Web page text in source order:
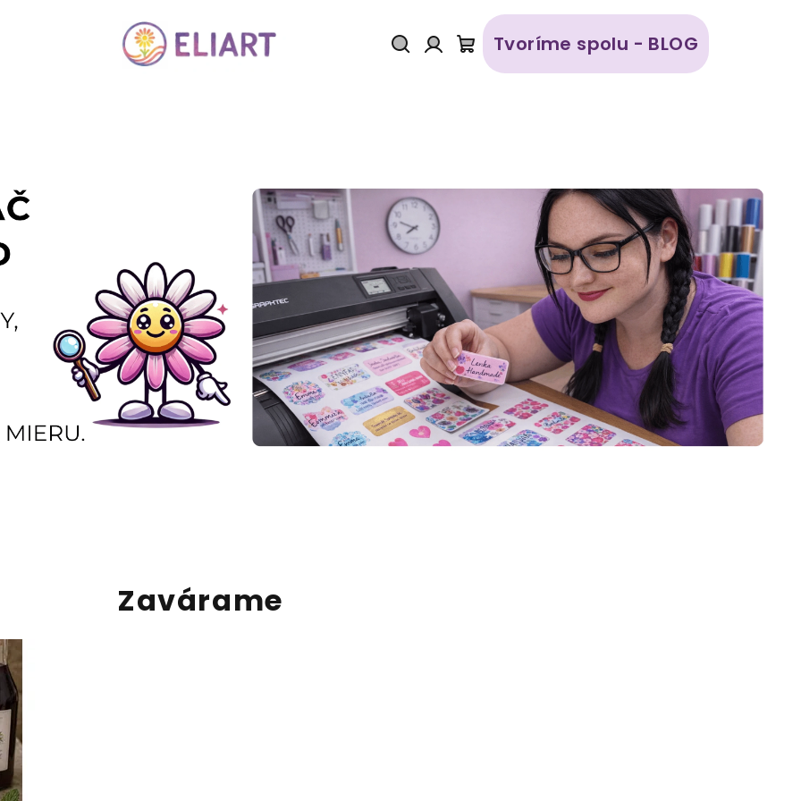
Prihlásenie
Nákupný
Tvoríme spolu - BLOG
Zavárame